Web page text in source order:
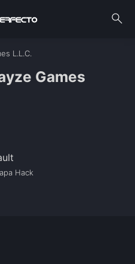
search
L.L.C.
Games
Hack